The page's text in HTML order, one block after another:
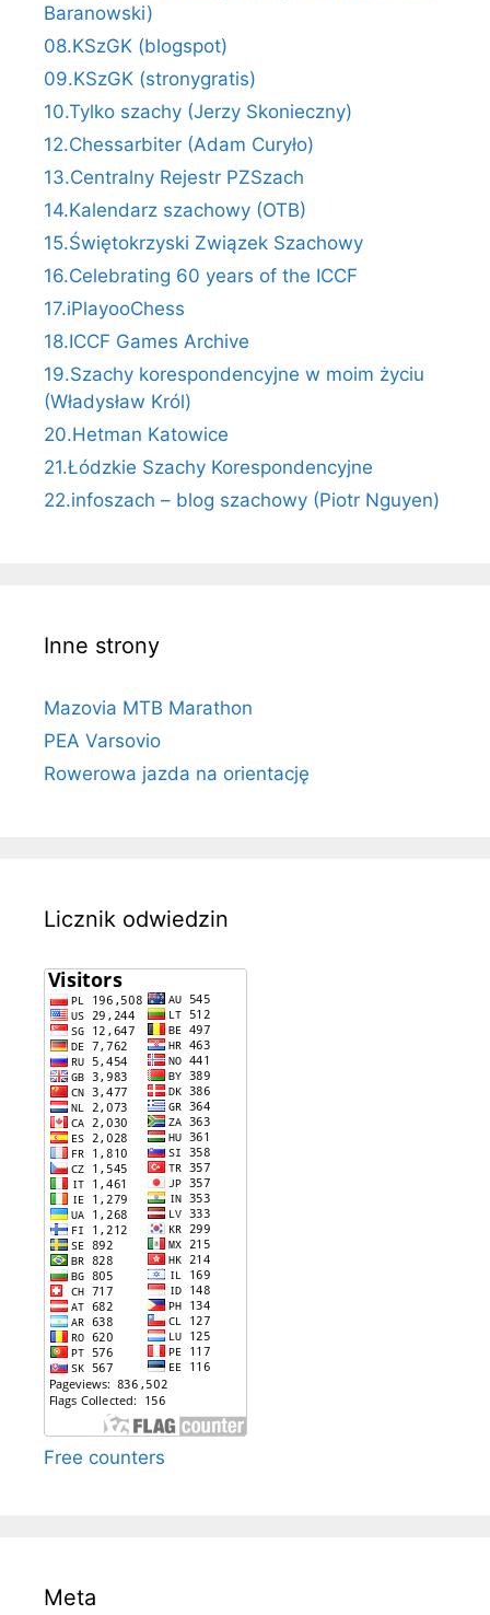
Baranowski)
08.KSzGK (blogspot)
09.KSzGK (stronygratis)
10.Tylko szachy (Jerzy Skonieczny)
12.Chessarbiter (Adam Curyło)
13.Centralny Rejestr PZSzach
14.Kalendarz szachowy (OTB)
15.Świętokrzyski Związek Szachowy
16.Celebrating 60 years of the ICCF
17.iPlayooChess
18.ICCF Games Archive
19.Szachy korespondencyjne w moim życiu
(Władysław Król)
20.Hetman Katowice
21.Łódzkie Szachy Korespondencyjne
22.infoszach – blog szachowy (Piotr Nguyen)
Inne strony
Mazovia MTB Marathon
PEA Varsovio
Rowerowa jazda na orientację
Licznik odwiedzin
Free counters
Meta